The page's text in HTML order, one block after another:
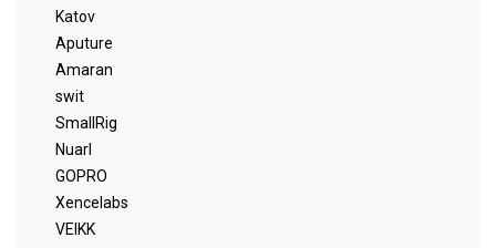
Katov
Aputure
Amaran
swit
SmallRig
Nuarl
GOPRO
Xencelabs
VEIKK